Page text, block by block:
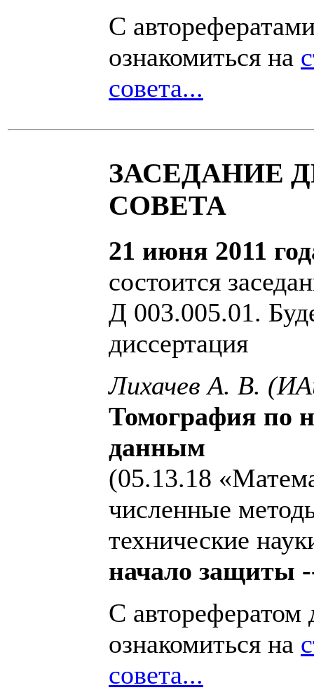
С
ознакомиться на
совета...
ЗАСЕДАНИЕ
СОВЕТА
21 июня 2011
состоится
Д 003.005.01.
диссертация
Лихачев А. В.
Томография по
данным
(05.13.18
численные
технические
начало защиты
С авторефератом
ознакомиться на
совета...